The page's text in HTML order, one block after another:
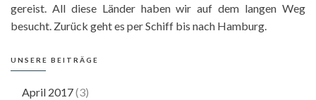
gereist. All diese Länder haben wir auf dem langen Weg
besucht. Zurück geht es per Schiff bis nach Hamburg.
UNSERE BEITRÄGE
April 2017(3)